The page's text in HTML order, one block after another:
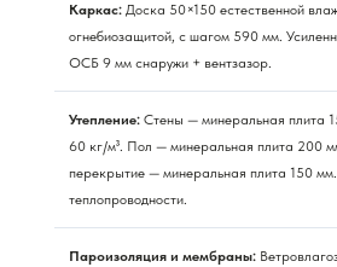
Каркас: Доска 50×150 естественной
огнебиозащитой, с шагом 590 мм.
ОСБ 9 мм снаружи + вентзазор.
Утепление: Стены — минеральная плита
60 кг/м³. Пол — минеральная плита 200
перекрытие — минеральная плита 150
теплопроводности.
Пароизоляция и мембраны: